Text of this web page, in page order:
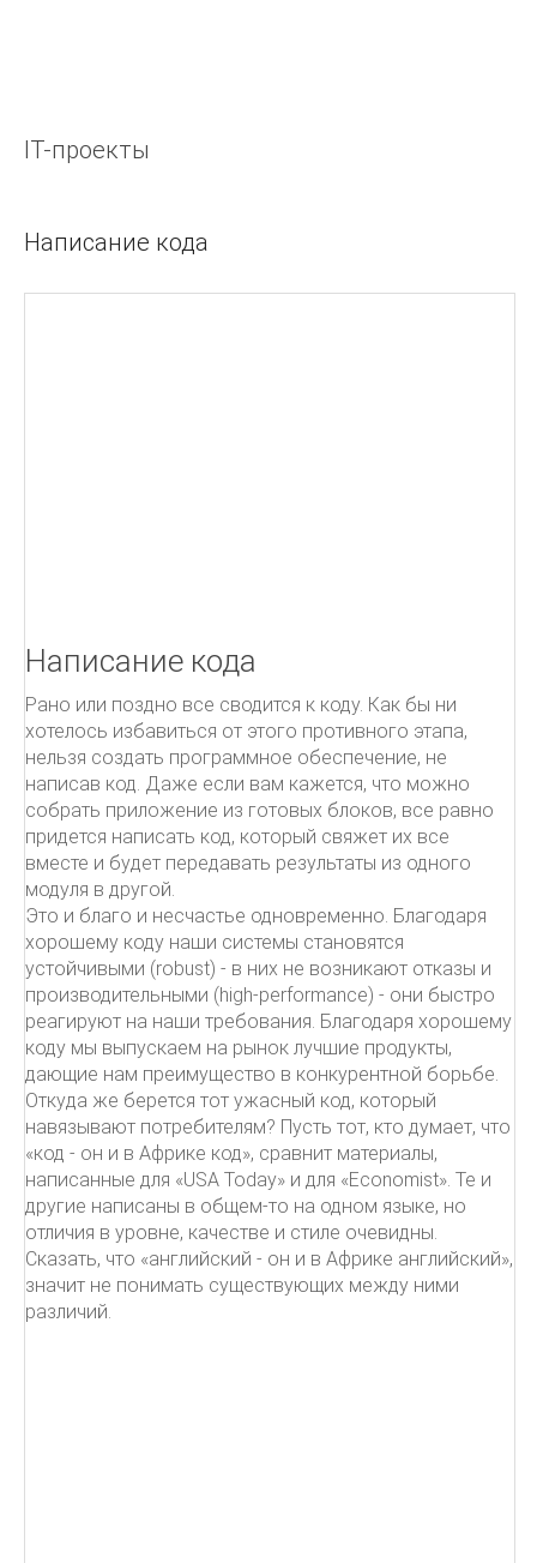
требований к системам.
УПРАВЛЕНИЕ ПРОЕКТАМИ.
ITIL
ПОДДЕРЖКА УСЛУГ
От центра затрат к центру прибыльности
Овладевая ITIL
IT-проекты
Написание кода
Написание кода
Рано или поздно все сводится к коду. Как бы ни
хотелось избавиться от этого противного этапа,
нельзя создать программное обеспечение, не
написав код. Даже если вам кажется, что можно
собрать приложение из готовых блоков, все равно
придется написать код, который свяжет их все
вместе и будет передавать результаты из одного
модуля в другой.
Это и благо и несчастье одновременно. Благодаря
хорошему коду наши системы становятся
устойчивыми (robust) - в них не возникают отказы и
производительными (high-performance) - они быстро
реагируют на наши требования. Благодаря хорошему
коду мы выпускаем на рынок лучшие продукты,
дающие нам преимущество в конкурентной борьбе.
Откуда же берется тот ужасный код, который
навязывают потребителям? Пусть тот, кто думает, что
«код - он и в Африке код», сравнит материалы,
написанные для «USA Today» и для «Economist». Те и
другие написаны в общем-то на одном языке, но
отличия в уровне, качестве и стиле очевидны.
Сказать, что «английский - он и в Африке английский»,
значит не понимать существующих между ними
различий.